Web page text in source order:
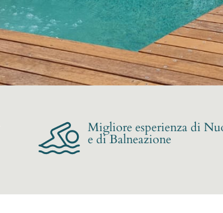
Migliore esperienza di
e di Balneazione